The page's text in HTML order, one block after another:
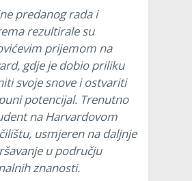
predanog rada i
rezultirale su
prijemom na
gdje je dobio priliku
svoje snove i ostvariti
potencijal. Trenutno
na Harvardovom
usmjeren na daljnje
u području
znanosti.